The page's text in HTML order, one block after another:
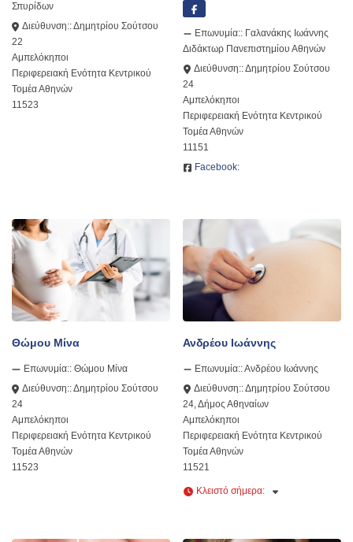
Σπυρίδων
Διεύθυνση::Δημητρίου Σούτσου
22
Αμπελόκηποι
Περιφερειακή Ενότητα Κεντρικού
Τομέα Αθηνών
11523
Επωνυμία:: Γαλανάκης Ιωάννης
Διδάκτωρ Πανεπιστημίου Αθηνών
Διεύθυνση::Δημητρίου Σούτσου
24
Αμπελόκηποι
Περιφερειακή Ενότητα Κεντρικού
Τομέα Αθηνών
11151
Facebook:
Θώμου Μίνα
Επωνυμία:: Θώμου Μίνα
Διεύθυνση::Δημητρίου Σούτσου
24
Αμπελόκηποι
Περιφερειακή Ενότητα Κεντρικού
Τομέα Αθηνών
11523
Ανδρέου Ιωάννης
Επωνυμία::Ανδρέου Ιωάννης
Διεύθυνση::Δημητρίου Σούτσου
24, Δήμος Αθηναίων
Αμπελόκηποι
Περιφερειακή Ενότητα Κεντρικού
Τομέα Αθηνών
11521
Κλειστό σήμερα: